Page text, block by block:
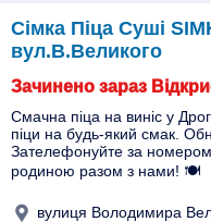
Сімка Піца Суші
вул.В.Великого
Зачинено зараз
Смачна піца на виніс у
піци на будь-який смак.
Зателефонуйте за
родиною разом з нами! 🍽️
вулиця Володимира